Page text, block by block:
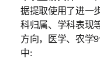
据提取使用了进一
科归属、学科表现
方向，医学、农学
中: